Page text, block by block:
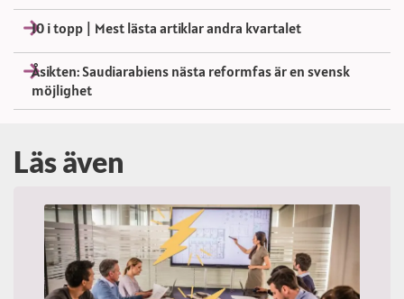
10 i topp | Mest lästa artiklar andra kvartalet
Åsikten: Saudiarabiens nästa reformfas är en svensk
möjlighet
Läs även